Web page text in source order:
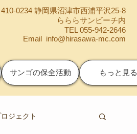
0234 静岡県沼津市西浦平沢25-8
らららサンビーチ内
TEL 055-942-2646
Email info@hirasawa-mc.com
サンゴの保全活動 もっと見る
ジェクト